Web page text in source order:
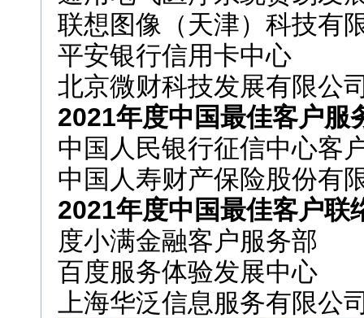
联想图像（天津）科技有
平安银行信用卡中心
北京微财科技发展有限公
2021年度中国最佳客户服
中国人民银行征信中心客
中国人寿财产保险股份有
2021年度中国最佳客户联
度小满金融客户服务部
百度服务体验发展中心
上海华泛信息服务有限公